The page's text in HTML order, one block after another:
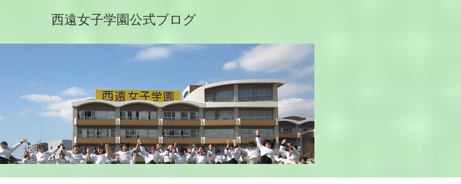
西遠女子学園公式ブログ